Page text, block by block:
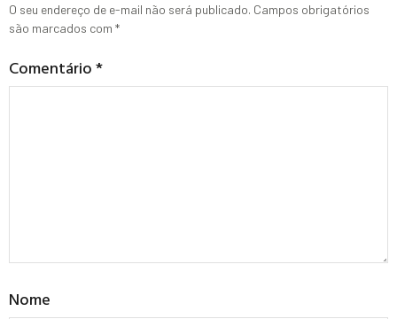
O seu endereço de e-mail não será publicado. Campos obrigatórios
são marcados com *
Comentário*
Nome